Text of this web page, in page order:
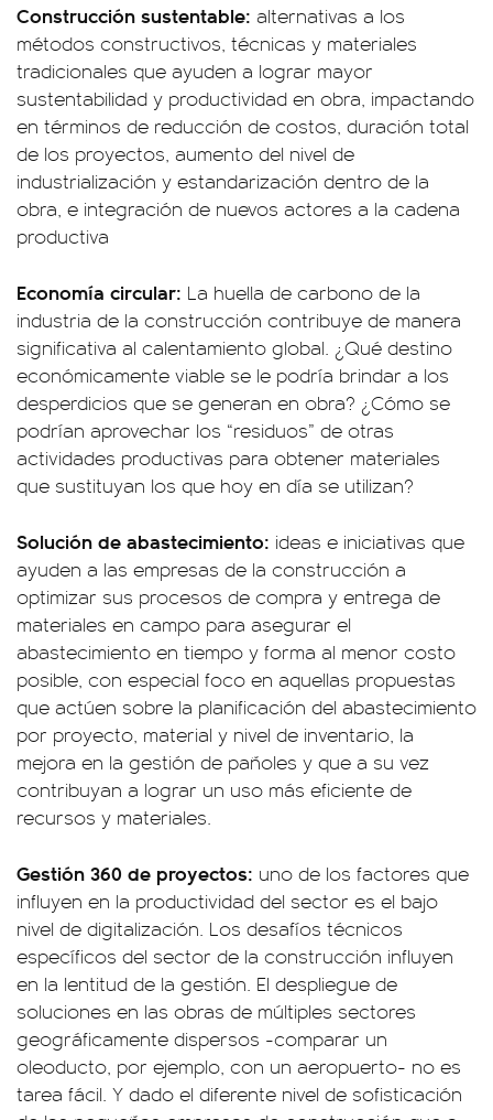
Construcción sustentable: alternativas a los
métodos constructivos, técnicas y materiales
tradicionales que ayuden a lograr mayor
sustentabilidad y productividad en obra, impactando
en términos de reducción de costos, duración total
de los proyectos, aumento del nivel de
industrialización y estandarización dentro de la
obra, e integración de nuevos actores a la cadena
productiva
Economía circular: La huella de carbono de la
industria de la construcción contribuye de manera
significativa al calentamiento global. ¿Qué destino
económicamente viable se le podría brindar a los
desperdicios que se generan en obra? ¿Cómo se
podrían aprovechar los “residuos” de otras
actividades productivas para obtener materiales
que sustituyan los que hoy en día se utilizan?
Solución de abastecimiento: ideas e iniciativas que
ayuden a las empresas de la construcción a
optimizar sus procesos de compra y entrega de
materiales en campo para asegurar el
abastecimiento en tiempo y forma al menor costo
posible, con especial foco en aquellas propuestas
que actúen sobre la planificación del abastecimiento
por proyecto, material y nivel de inventario, la
mejora en la gestión de pañoles y que a su vez
contribuyan a lograr un uso más eficiente de
recursos y materiales.
Gestión 360 de proyectos: uno de los factores que
influyen en la productividad del sector es el bajo
nivel de digitalización. Los desafíos técnicos
específicos del sector de la construcción influyen
en la lentitud de la gestión. El despliegue de
soluciones en las obras de múltiples sectores
geográficamente dispersos -comparar un
oleoducto, por ejemplo, con un aeropuerto- no es
tarea fácil. Y dado el diferente nivel de sofisticación